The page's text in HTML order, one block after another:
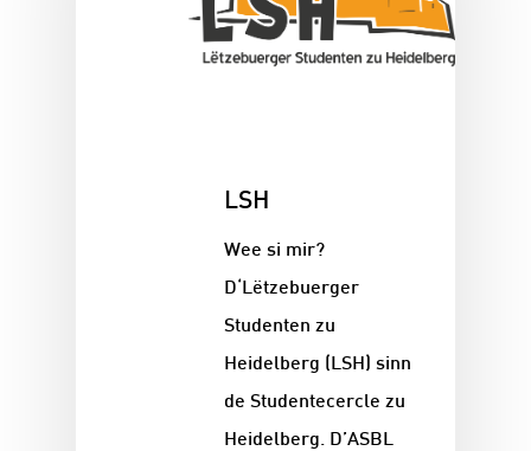
LSH
Wee si mir?
D‘Lëtzebuerger
Studenten zu
Heidelberg (LSH) sinn
de Studentecercle zu
Heidelberg. D’ASBL